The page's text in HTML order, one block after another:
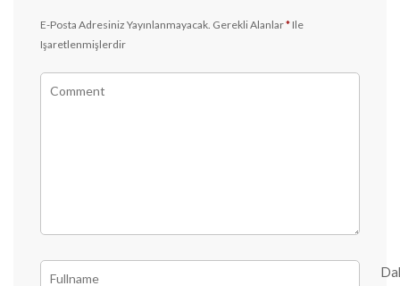
E-Posta Adresiniz Yayınlanmayacak. Gerekli Alanlar* Ile
Işaretlenmişlerdir